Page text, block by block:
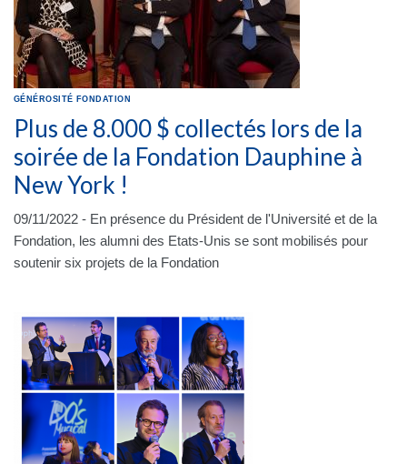
GÉNÉROSITÉ FONDATION
Plus de 8.000 $ collectés lors de la
soirée de la Fondation Dauphine à
New York !
09/11/2022 - En présence du Président de l'Université et de la
Fondation, les alumni des Etats-Unis se sont mobilisés pour
soutenir six projets de la Fondation